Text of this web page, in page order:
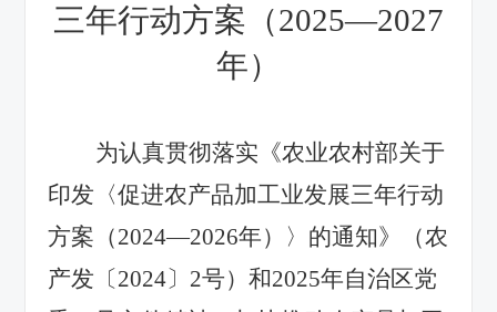
三年行动方案（2025—2027
年）
为认真贯彻落实《农业农村部关于
印发〈促进农产品加工业发展三年行动
方案（2024—2026年）〉的通知》（农
产发〔2024〕 2号）和2025年自治区党